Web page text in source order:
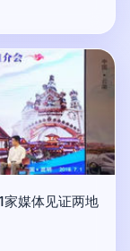
家媒体见证两地